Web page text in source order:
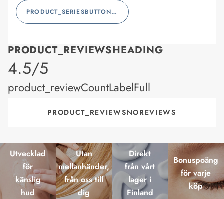
PRODUCT_SERIESBUTTONLABEL
PRODUCT_REVIEWSHEADING
product_rating
4.5/5
product_reviewCountLabelFull
PRODUCT_REVIEWSNOREVIEWS
Utvecklad
för
känslig
hud
Utan
mellanhänder,
från oss till
dig
Direkt
från vårt
lager i
Finland
Bonuspoäng
för varje
köp